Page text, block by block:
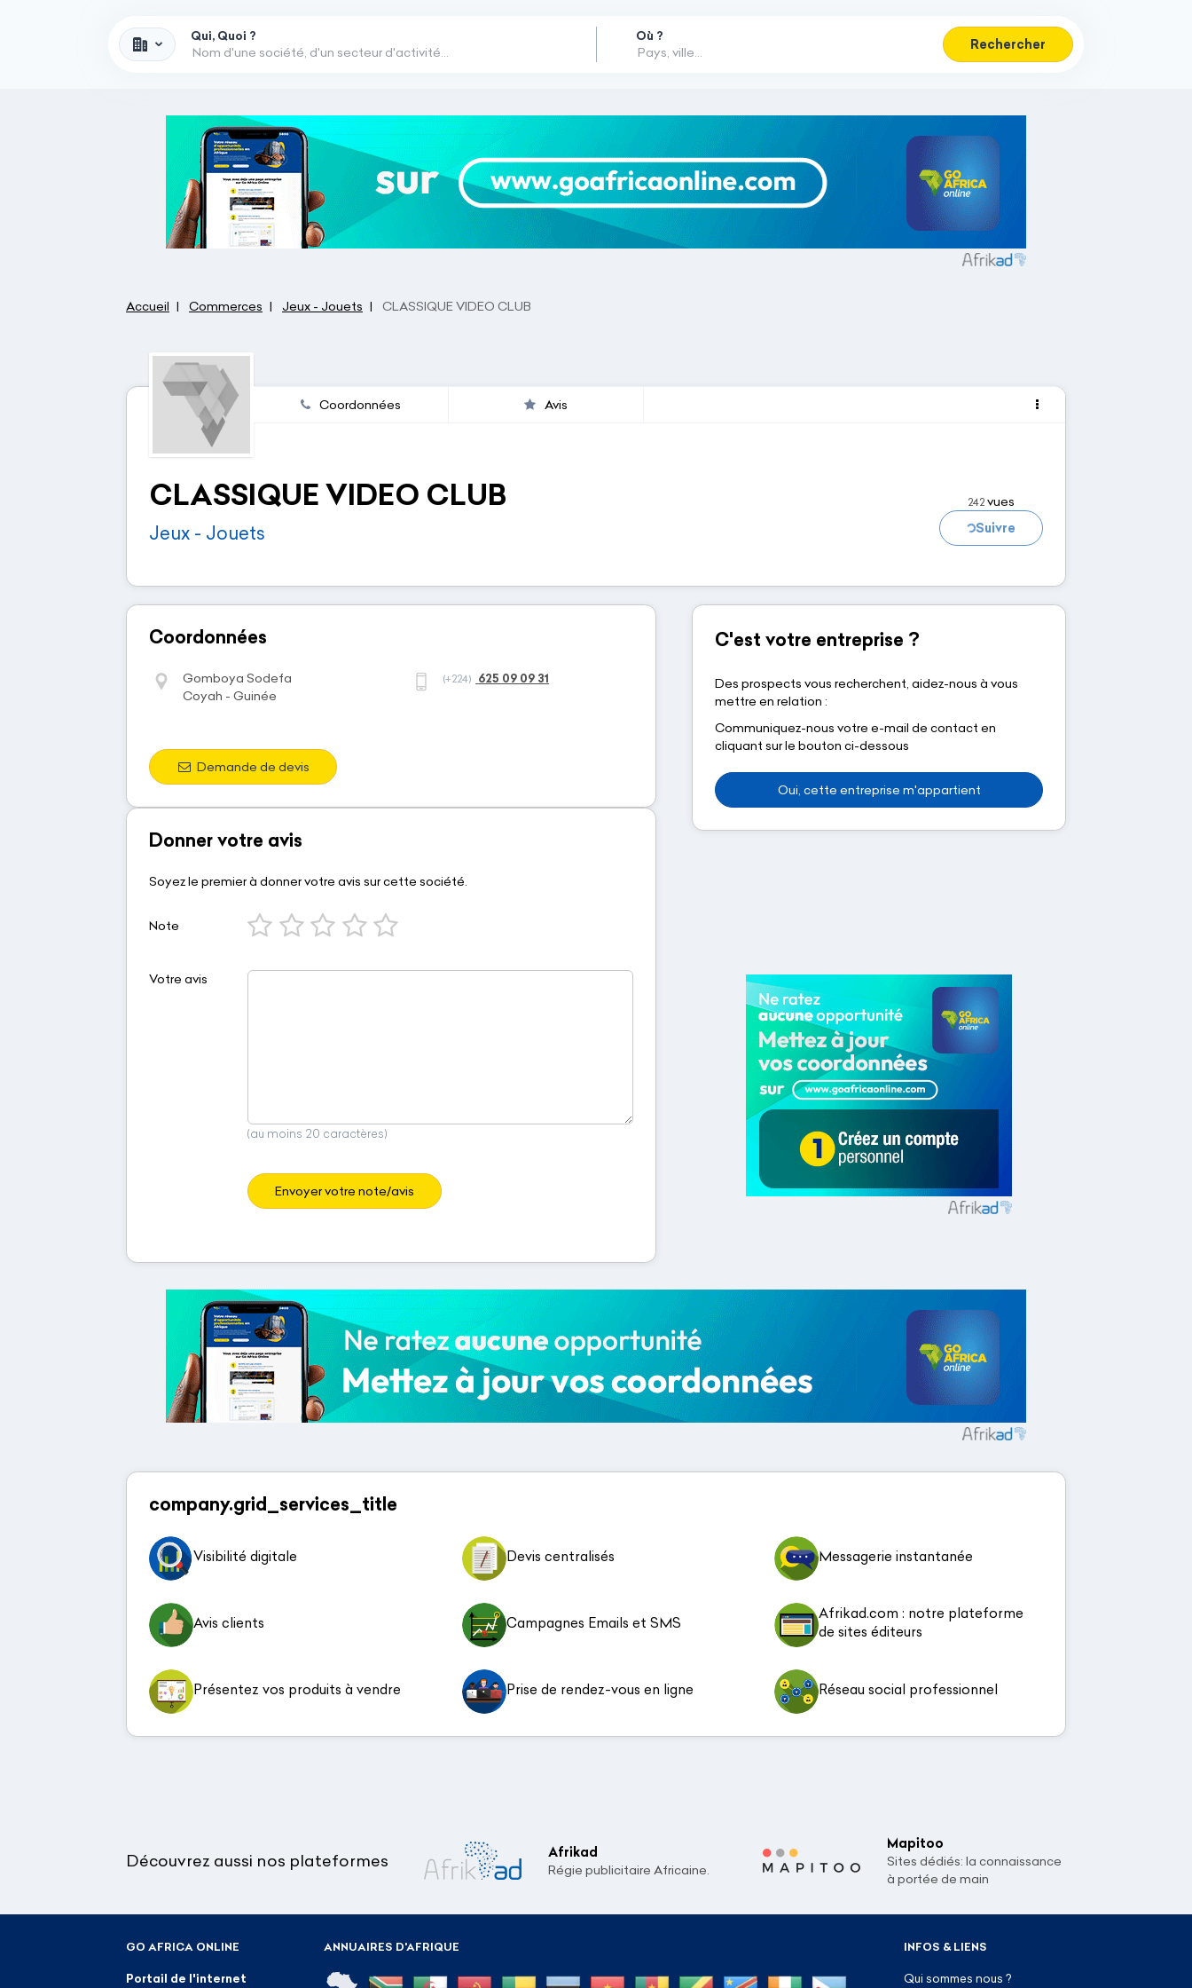
Qui, Quoi ? Où ?
Rechercher
Accueil Commerces Jeux - Jouets CLASSIQUE VIDEO CLUB
Coordonnées Avis
CLASSIQUE VIDEO CLUB
Jeux - Jouets
242 vues
Chargement...
Suivre
Coordonnées
Gomboya Sodefa
Coyah - Guinée
(+224) 625 09 09 31
Demande de devis
Donner votre avis
Soyez le premier à donner votre avis sur cette société.
Note
Votre avis
(au moins 20 caractères)
Envoyer votre note/avis
C'est votre entreprise ?
Des prospects vous recherchent, aidez-nous à vous
mettre en relation :
Communiquez-nous votre e-mail de contact en
cliquant sur le bouton ci-dessous
Oui, cette entreprise m'appartient
company.grid_services_title
Visibilité digitale Devis centralisés Messagerie instantanée
Avis clients Campagnes Emails et SMS
Afrikad.com : notre plateforme
de sites éditeurs
Présentez vos produits à vendre Prise de rendez-vous en ligne Réseau social professionnel
Découvrez aussi nos plateformes
Afrikad
Régie publicitaire Africaine.
Mapitoo
Sites dédiés: la connaissance
à portée de main
ANNUAIRES D'AFRIQUE
GO AFRICA ONLINE
Portail de l'internet
INFOS & LIENS
Qui sommes nous ?